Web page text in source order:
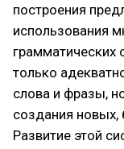
построения
использования
грамматических
только
слова и фразы,
создания
Развитие этой